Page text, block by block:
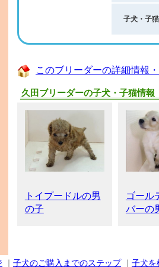
子犬・子
このブリーダーの詳細情報
久田ブリーダーの子犬・子猫情報
トイプードルの男
の子
ゴール
バーの
子犬のご購入までのステップ｜ 子犬を